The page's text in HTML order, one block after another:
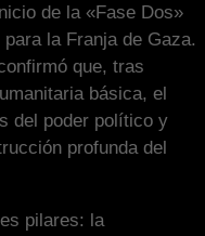
de la «Fase Dos»
la Franja de Gaza.
que, tras
básica, el
del poder político y
profunda del
pilares: la